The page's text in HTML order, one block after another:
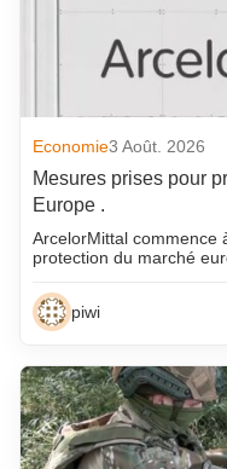
Economie3 Août. 2026
Mesures prises pour
Europe .
ArcelorMittal commence
protection du marché
piwi